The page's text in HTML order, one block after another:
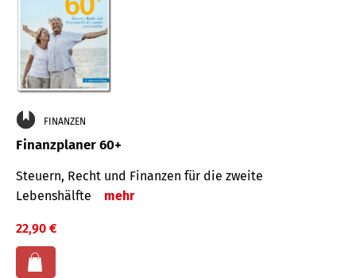
FINANZEN
Finanzplaner 60+
Steuern, Recht und Finanzen für die zweite
Lebenshälfte
mehr
22,90 €